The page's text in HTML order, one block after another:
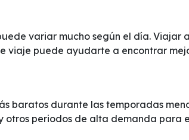
variar mucho según el día. Viajar
viaje puede ayudarte a encontrar
baratos durante las temporadas
otros periodos de alta demanda para